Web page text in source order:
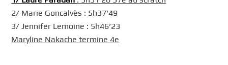
2/ Marie Goncalvès : 5h37’49
3/ Jennifer Lemoine : 5h46’23
Maryline Nakache termine 4e